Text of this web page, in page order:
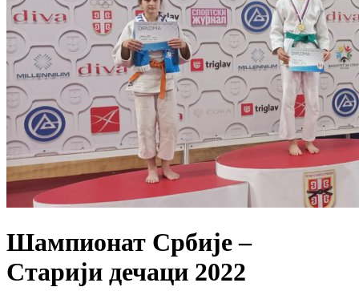
Шампионат Србије –
Старији дечаци 2022